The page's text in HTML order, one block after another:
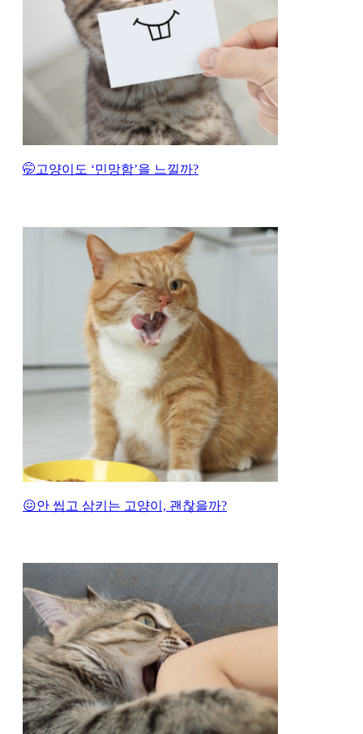
🤭고양이도 ‘민망함’을 느낄까?
😖안 씹고 삼키는 고양이, 괜찮을까?